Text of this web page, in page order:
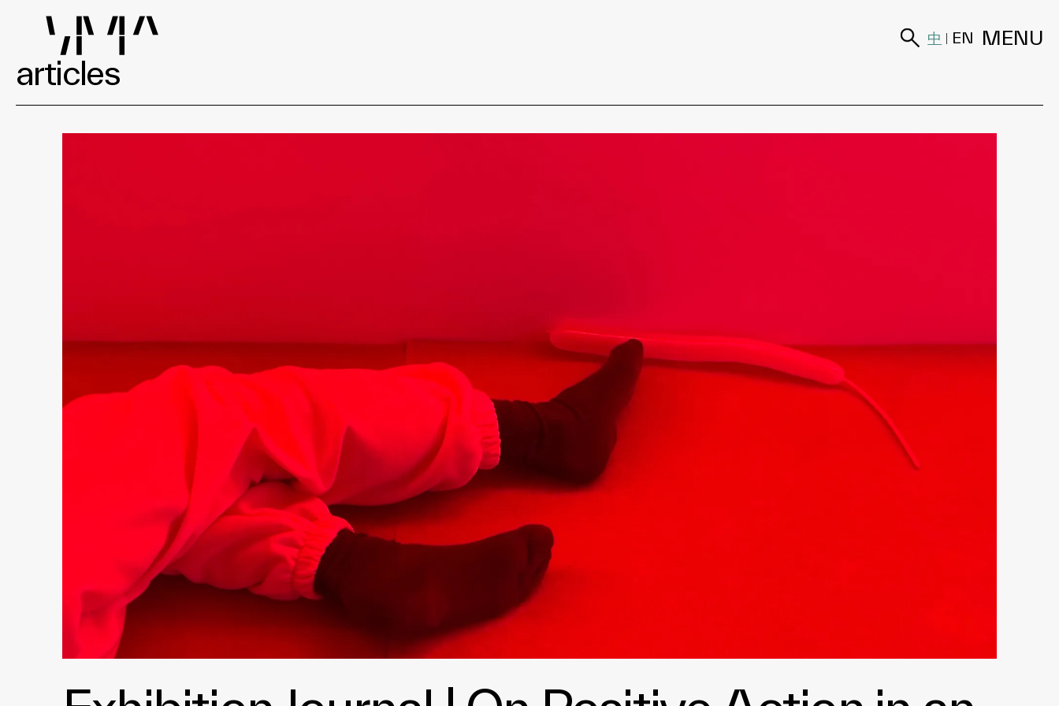
articles
中 | EN MENU